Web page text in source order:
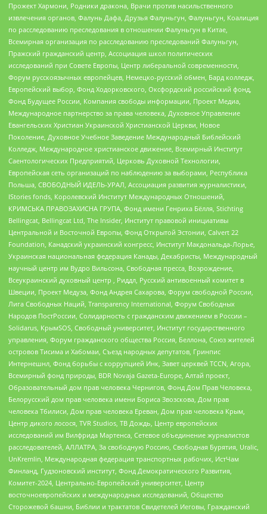
Прожект Хармони, Родники дракона, Врачи против насильственного
извлечения органов, Фалунь Дафа, Друзья Фалуньгун, Фалуньгун, Коалиция
по расследованию преследования в отношении Фалуньгун в Китае,
Всемирная организация по расследованию преследований Фалуньгун,
Пражский гражданский центр, Ассоциация школ политических
исследований при Совете Европы, Центр либеральной современности,
Форум русскоязычных европейцев, Немецко-русский обмен, Бард колледж,
Европейский выбор, Фонд Ходорковского, Оксфордский российский фонд,
Фонд Будущее России, Компания свободы информации, Проект Медиа,
Международное партнерство за права человека, Духовное Управление
Евангельских Христиан Украинской Христианской Церкви, Новое
Поколение, Духовное Учебное Заведение Международный Библейский
Колледж, Международное христианское движение, Всемирный Институт
Саентологических Предприятий, Церковь Духовной Технологии,
Европейская сеть организаций по наблюдению за выборами, Республика
Польша, СВОБОДНЫЙ ИДЕЛЬ-УРАЛ, Ассоциация развития журналистики,
IStories fonds, Королевский Институт Международных Отношений,
КРИМСЬКА ПРАВОЗАХИСНА ГРУПА, Фонд имени Генриха Бёлля, Stichting
Bellingcat, Bellingcat Ltd, The Insider, Институт правовой инициативы
Центральной и Восточной Европы, Фонд Открытой Эстонии, Calvert 22
Foundation, Канадский украинский конгресс, Институт Макдональда-Лорье,
Украинская национальная федерация Канады, Декабристы, Международный
научный центр им Вудро Вильсона, Свободная пресса, Возрождение,
Всеукраинский духовный центр , Риддл, Русский антивоенный комитет в
Швеции, Проект Медуза, Фонд Андрея Сахарова, Форум свободной России,
Лига Свободных Наций, Transparеncy International, Форум Свободных
Народов ПостРоссии, Солидарность с гражданским движением в России –
Solidarus, КрымSOS, Свободный университет, Институт государственного
управления, Форум гражданского общества Россия, Беллона, Союз жителей
островов Тисима и Хабомаи, Съезд народных депутатов, Гринпис
Интернешнл, Фонд борьбы с коррупцией Инк, Завет церквей TCCN, Агора,
Всемирный фонд природы, BDR Novaja Gazeta-Europe, Алтай проект,
Образовательный дом прав человека Чернигов, Фонд Дом Прав Человека,
Белорусский дом прав человека имени Бориса Звозскова, Дом прав
человека Тбилиси, Дом прав человека Ереван, Дом прав человека Крым,
Центр дикого лосося, TVR Studios, ТВ Дождь, Центр европейских
исследований им Вилфрида Мартенса, Сетевое объединение журналистов
расследователей, АЛЛАТРА, За свободную Россию, Свободная Бурятия, Uralic,
UnKremlin, Международная федерация транспортных рабочих, ИстЧам
Финланд, Гудзоновский институт, Фонд Демократического Развития,
Комитет-2024, Центрально-Европейский университет, Центр
восточноевропейских и международных исследований, Общество
Сторожевой башни, Библии и трактатов Свидетелей Иеговы, Гражданский